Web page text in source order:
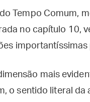
Tempo Comum,
no capítulo 10,
importantíssimas
mais
o sentido literal